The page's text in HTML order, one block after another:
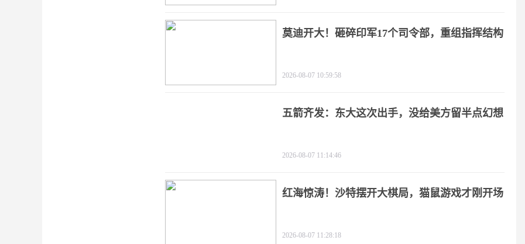
莫迪开大！砸碎印军17个司令部，重组指挥结构
2026-08-07 10:59:58
五箭齐发：东大这次出手，没给美方留半点幻想
2026-08-07 11:14:46
红海惊涛！沙特摆开大棋局，猫鼠游戏才刚开场
2026-08-07 11:28:18